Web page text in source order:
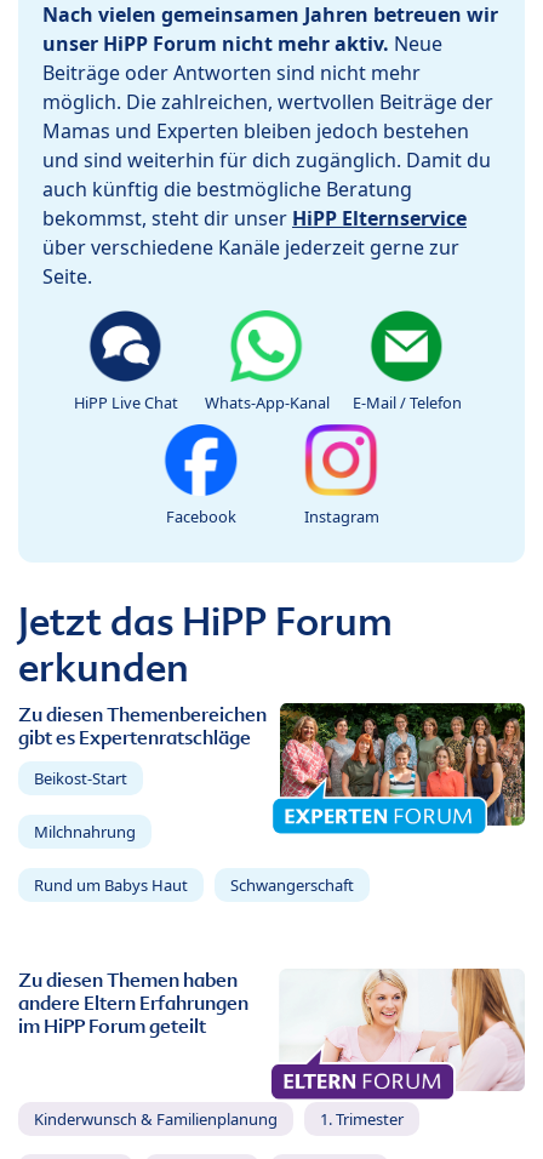
Nach vielen gemeinsamen Jahren betreuen wir
unser HiPP Forum nicht mehr aktiv. Neue
Beiträge oder Antworten sind nicht mehr
möglich. Die zahlreichen, wertvollen Beiträge der
Mamas und Experten bleiben jedoch bestehen
und sind weiterhin für dich zugänglich. Damit du
auch künftig die bestmögliche Beratung
bekommst, steht dir unser HiPP Elternservice
über verschiedene Kanäle jederzeit gerne zur
Seite.
HiPP Live Chat Whats-App-Kanal E-Mail / Telefon
Facebook Instagram
Jetzt das HiPP Forum
erkunden
Zu diesen Themenbereichen
gibt es Expertenratschläge
Beikost-Start
Milchnahrung
Rund um Babys Haut Schwangerschaft
Zu diesen Themen haben
andere Eltern Erfahrungen
im HiPP Forum geteilt
Kinderwunsch & Familienplanung 1. Trimester